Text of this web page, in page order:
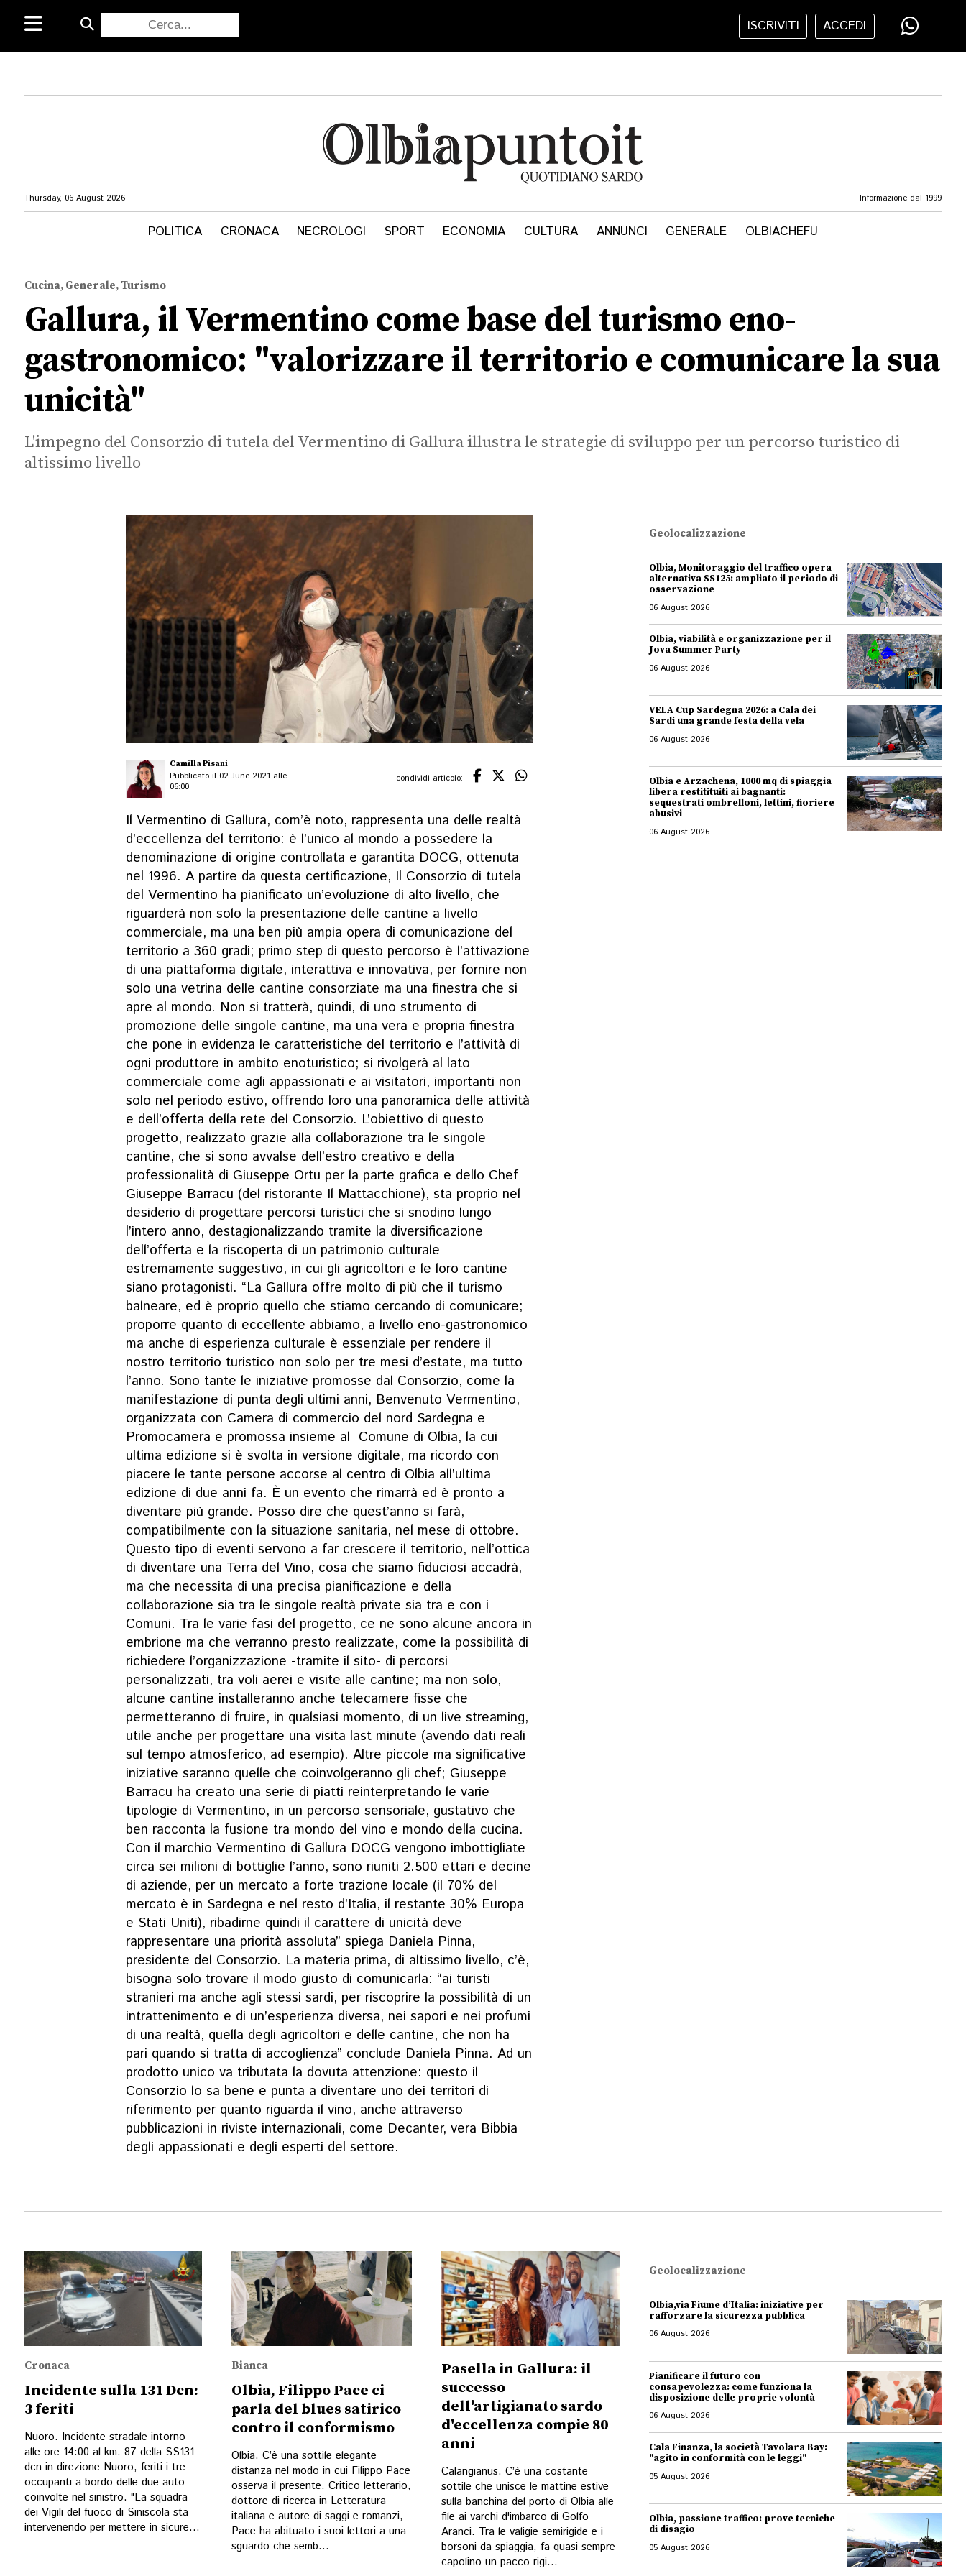
ISCRIVITI ACCEDI
Thursday, 06 August 2026 Informazione dal 1999
POLITICA CRONACA NECROLOGI SPORT ECONOMIA CULTURA ANNUNCI GENERALE OLBIACHEFU
Cucina, Generale, Turismo
Gallura, il Vermentino come base del turismo eno-
gastronomico: "valorizzare il territorio e comunicare la sua
unicità"
L'impegno del Consorzio di tutela del Vermentino di Gallura illustra le strategie di sviluppo per un percorso turistico di
altissimo livello
Camilla Pisani
Pubblicato il 02 June 2021 alle
06:00
condividi articolo:
Il Vermentino di Gallura, com’è noto, rappresenta una delle realtà
d’eccellenza del territorio: è l’unico al mondo a possedere la
denominazione di origine controllata e garantita DOCG, ottenuta
nel 1996. A partire da questa certificazione, Il Consorzio di tutela
del Vermentino ha pianificato un’evoluzione di alto livello, che
riguarderà non solo la presentazione delle cantine a livello
commerciale, ma una ben più ampia opera di comunicazione del
territorio a 360 gradi; primo step di questo percorso è l’attivazione
di una piattaforma digitale, interattiva e innovativa, per fornire non
solo una vetrina delle cantine consorziate ma una finestra che si
apre al mondo. Non si tratterà, quindi, di uno strumento di
promozione delle singole cantine, ma una vera e propria finestra
che pone in evidenza le caratteristiche del territorio e l’attività di
ogni produttore in ambito enoturistico; si rivolgerà al lato
commerciale come agli appassionati e ai visitatori, importanti non
solo nel periodo estivo, offrendo loro una panoramica delle attività
e dell’offerta della rete del Consorzio. L’obiettivo di questo
progetto, realizzato grazie alla collaborazione tra le singole
cantine, che si sono avvalse dell’estro creativo e della
professionalità di Giuseppe Ortu per la parte grafica e dello Chef
Giuseppe Barracu (del ristorante Il Mattacchione), sta proprio nel
desiderio di progettare percorsi turistici che si snodino lungo
l’intero anno, destagionalizzando tramite la diversificazione
dell’offerta e la riscoperta di un patrimonio culturale
estremamente suggestivo, in cui gli agricoltori e le loro cantine
siano protagonisti. “La Gallura offre molto di più che il turismo
balneare, ed è proprio quello che stiamo cercando di comunicare;
proporre quanto di eccellente abbiamo, a livello eno-gastronomico
ma anche di esperienza culturale è essenziale per rendere il
nostro territorio turistico non solo per tre mesi d’estate, ma tutto
l’anno. Sono tante le iniziative promosse dal Consorzio, come la
manifestazione di punta degli ultimi anni, Benvenuto Vermentino,
organizzata con Camera di commercio del nord Sardegna e
Promocamera e promossa insieme al Comune di Olbia, la cui
ultima edizione si è svolta in versione digitale, ma ricordo con
piacere le tante persone accorse al centro di Olbia all’ultima
edizione di due anni fa. È un evento che rimarrà ed è pronto a
diventare più grande. Posso dire che quest’anno si farà,
compatibilmente con la situazione sanitaria, nel mese di ottobre.
Questo tipo di eventi servono a far crescere il territorio, nell’ottica
di diventare una Terra del Vino, cosa che siamo fiduciosi accadrà,
ma che necessita di una precisa pianificazione e della
collaborazione sia tra le singole realtà private sia tra e con i
Comuni. Tra le varie fasi del progetto, ce ne sono alcune ancora in
embrione ma che verranno presto realizzate, come la possibilità di
richiedere l’organizzazione -tramite il sito- di percorsi
personalizzati, tra voli aerei e visite alle cantine; ma non solo,
alcune cantine installeranno anche telecamere fisse che
permetteranno di fruire, in qualsiasi momento, di un live streaming,
utile anche per progettare una visita last minute (avendo dati reali
sul tempo atmosferico, ad esempio). Altre piccole ma significative
iniziative saranno quelle che coinvolgeranno gli chef; Giuseppe
Barracu ha creato una serie di piatti reinterpretando le varie
tipologie di Vermentino, in un percorso sensoriale, gustativo che
ben racconta la fusione tra mondo del vino e mondo della cucina.
Con il marchio Vermentino di Gallura DOCG vengono imbottigliate
circa sei milioni di bottiglie l’anno, sono riuniti 2.500 ettari e decine
di aziende, per un mercato a forte trazione locale (il 70% del
mercato è in Sardegna e nel resto d’Italia, il restante 30% Europa
e Stati Uniti), ribadirne quindi il carattere di unicità deve
rappresentare una priorità assoluta” spiega Daniela Pinna,
presidente del Consorzio. La materia prima, di altissimo livello, c’è,
bisogna solo trovare il modo giusto di comunicarla: “ai turisti
stranieri ma anche agli stessi sardi, per riscoprire la possibilità di un
intrattenimento e di un’esperienza diversa, nei sapori e nei profumi
di una realtà, quella degli agricoltori e delle cantine, che non ha
pari quando si tratta di accoglienza” conclude Daniela Pinna. Ad un
prodotto unico va tributata la dovuta attenzione: questo il
Consorzio lo sa bene e punta a diventare uno dei territori di
riferimento per quanto riguarda il vino, anche attraverso
pubblicazioni in riviste internazionali, come Decanter, vera Bibbia
degli appassionati e degli esperti del settore.
Geolocalizzazione
Olbia, Monitoraggio del traffico opera
alternativa SS125: ampliato il periodo di
osservazione
06 August 2026
Olbia, viabilità e organizzazione per il
Jova Summer Party
06 August 2026
VELA Cup Sardegna 2026: a Cala dei
Sardi una grande festa della vela
06 August 2026
Olbia e Arzachena, 1000 mq di spiaggia
libera restitituiti ai bagnanti:
sequestrati ombrelloni, lettini, fioriere
abusivi
06 August 2026
Cronaca
Incidente sulla 131 Dcn:
3 feriti
Nuoro. Incidente stradale intorno
alle ore 14:00 al km. 87 della SS131
dcn in direzione Nuoro, feriti i tre
occupanti a bordo delle due auto
coinvolte nel sinistro. "La squadra
dei Vigili del fuoco di Siniscola sta
intervenendo per mettere in sicure...
Bianca
Olbia, Filippo Pace ci
parla del blues satirico
contro il conformismo
Olbia. C’è una sottile elegante
distanza nel modo in cui Filippo Pace
osserva il presente. Critico letterario,
dottore di ricerca in Letteratura
italiana e autore di saggi e romanzi,
Pace ha abituato i suoi lettori a una
sguardo che semb...
Pasella in Gallura: il
successo
dell'artigianato sardo
d'eccellenza compie 80
anni
Calangianus. C’è una costante
sottile che unisce le mattine estive
sulla banchina del porto di Olbia alle
file ai varchi d'imbarco di Golfo
Aranci. Tra le valigie semirigide e i
borsoni da spiaggia, fa quasi sempre
capolino un pacco rigi...
Geolocalizzazione
Olbia,via Fiume d’Italia: iniziative per
rafforzare la sicurezza pubblica
06 August 2026
Pianificare il futuro con
consapevolezza: come funziona la
disposizione delle proprie volontà
06 August 2026
Cala Finanza, la società Tavolara Bay:
"agito in conformità con le leggi"
05 August 2026
Olbia, passione traffico: prove tecniche
di disagio
05 August 2026